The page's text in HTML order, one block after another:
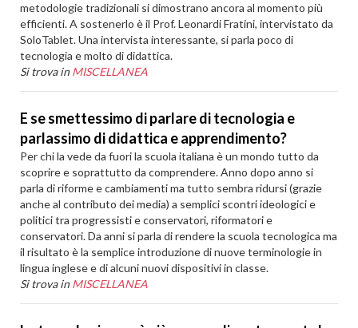
metodologie tradizionali si dimostrano ancora al momento più
efficienti. A sostenerlo è il Prof. Leonardi Fratini, intervistato da
SoloTablet. Una intervista interessante, si parla poco di
tecnologia e molto di didattica.
Si trova in MISCELLANEA
E se smettessimo di parlare di tecnologia e
parlassimo di didattica e apprendimento?
Per chi la vede da fuori la scuola italiana è un mondo tutto da
scoprire e soprattutto da comprendere. Anno dopo anno si
parla di riforme e cambiamenti ma tutto sembra ridursi (grazie
anche al contributo dei media) a semplici scontri ideologici e
politici tra progressisti e conservatori, riformatori e
conservatori. Da anni si parla di rendere la scuola tecnologica ma
il risultato è la semplice introduzione di nuove terminologie in
lingua inglese e di alcuni nuovi dispositivi in classe.
Si trova in MISCELLANEA